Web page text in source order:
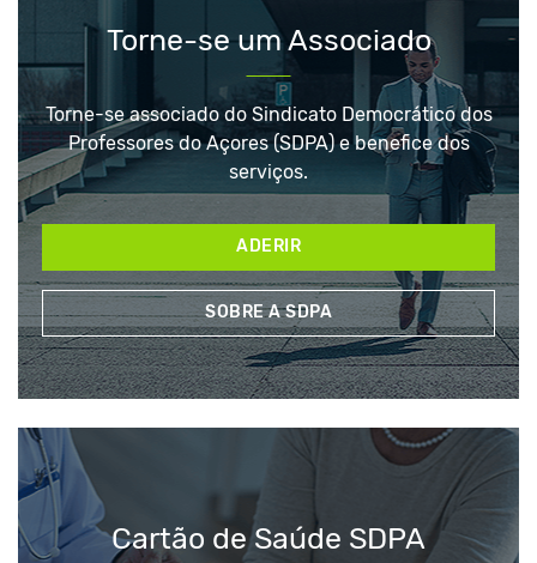
Torne-se um Associado
Torne-se associado do Sindicato Democrático dos
Professores do Açores (SDPA) e benefice dos
serviços.
ADERIR
SOBRE A SDPA
Cartão de Saúde SDPA